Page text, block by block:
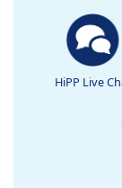
HiPP Live